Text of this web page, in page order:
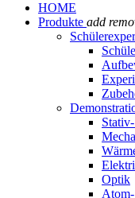
HOME
Produkte add
Optik